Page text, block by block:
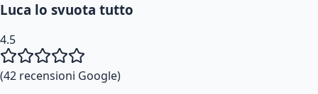
Luca lo svuota tutto
4.5
(42 recensioni Google)